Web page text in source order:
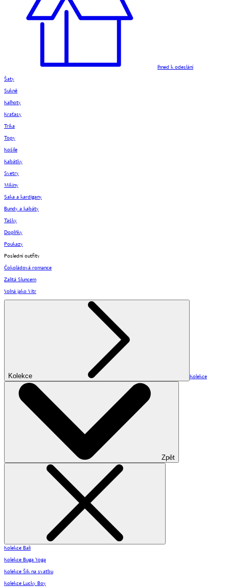
Ihned k odeslání
Šaty
Sukně
Kalhoty
Kraťasy
Trika
Topy
Košile
Kabátky
Svetry
Mikiny
Saka a kardigany
Bundy a kabáty
Tašky
Doplňky
Poukazy
Poslední outfity
Čokoládová romance
Zalitá Sluncem
Volná jako Vítr
Kolekce Kolekce
Zpět
Kolekce Bali
Kolekce Buga Yoga
Kolekce Šik na svatbu
Kolekce Lucky Boy